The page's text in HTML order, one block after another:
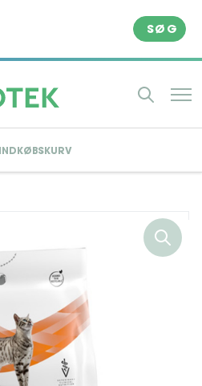
SØG
INDKØBSKURV